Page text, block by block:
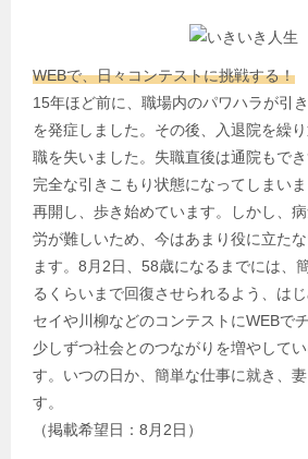
WEBで、日々コンテストに挑戦する！
15年ほど前に、職場内のパワハラが引
を発症しました。その後、入退院を繰
職を失いました。失職直後は通院もで
完全な引きこもり状態になってしまい
再開し、歩き始めています。しかし、
労が難しいため、今はあまり役に立た
ます。8月2日、58歳になるまでには、
るくらいまで回復させられるよう、は
セイや川柳などのコンテストにWEBで
少しずつ社会とのつながりを増やして
す。いつの日か、簡単な仕事に就き、
す。
（掲載希望日：8月2日）